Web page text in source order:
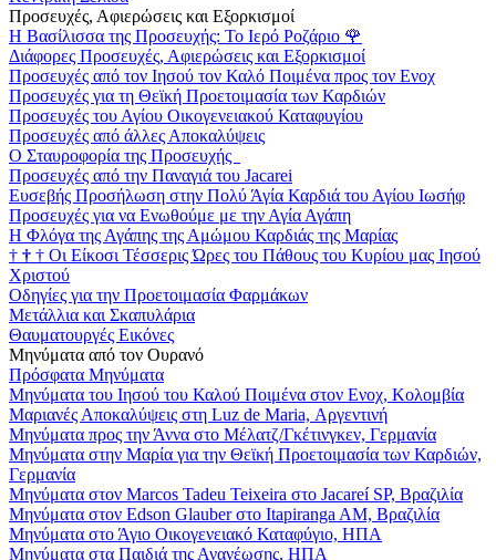
Προσευχές, Αφιερώσεις και Εξορκισμοί
Η Βασίλισσα της Προσευχής: Το Ιερό Ροζάριο 🌹
Διάφορες Προσευχές, Αφιερώσεις και Εξορκισμοί
Προσευχές από τον Ιησού τον Καλό Ποιμένα προς τον Ενοχ
Προσευχές για τη Θεϊκή Προετοιμασία των Καρδιών
Προσευχές του Αγίου Οικογενειακού Καταφυγίου
Προσευχές από άλλες Αποκαλύψεις
Ο Σταυροφορία της Προσευχής
Προσευχές από την Παναγιά του Jacarei
Ευσεβής Προσήλωση στην Πολύ Άγία Καρδιά του Αγίου Ιωσήφ
Προσευχές για να Ενωθούμε με την Αγία Αγάπη
Η Φλόγα της Αγάπης της Αμώμου Καρδιάς της Μαρίας
† † † Οι Είκοσι Τέσσερις Ώρες του Πάθους του Κυρίου μας Ιησού
Χριστού
Οδηγίες για την Προετοιμασία Φαρμάκων
Μετάλλια και Σκαπυλάρια
Θαυματουργές Εικόνες
Μηνύματα από τον Ουρανό
Πρόσφατα Μηνύματα
Μηνύματα του Ιησού του Καλού Ποιμένα στον Ενοχ, Κολομβία
Μαριανές Αποκαλύψεις στη Luz de Maria, Αργεντινή
Μηνύματα προς την Άννα στο Μέλατζ/Γκέτινγκεν, Γερμανία
Μηνύματα στην Μαρία για την Θεϊκή Προετοιμασία των Καρδιών,
Γερμανία
Μηνύματα στον Marcos Tadeu Teixeira στο Jacareí SP, Βραζιλία
Μηνύματα στον Edson Glauber στο Itapiranga AM, Βραζιλία
Μηνύματα στο Άγιο Οικογενειακό Καταφύγιο, ΗΠΑ
Μηνύματα στα Παιδιά της Ανανέωσης, ΗΠΑ